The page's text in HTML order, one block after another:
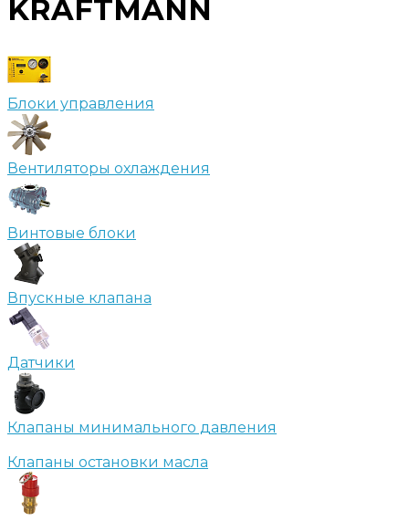
KRAFTMANN
Блоки управления
Вентиляторы охлаждения
Винтовые блоки
Впускные клапана
Датчики
Клапаны минимального давления
Клапаны остановки масла